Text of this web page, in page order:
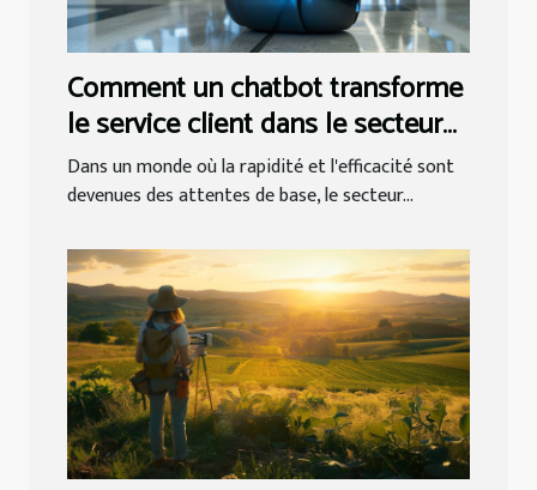
Comment un chatbot transforme
le service client dans le secteur
bancaire
Dans un monde où la rapidité et l'efficacité sont
devenues des attentes de base, le secteur...